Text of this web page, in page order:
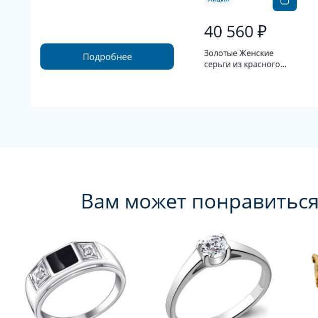
Подробнее
40 560 ₽
Золотые Женские
серьги из красного
Вам может понравиться